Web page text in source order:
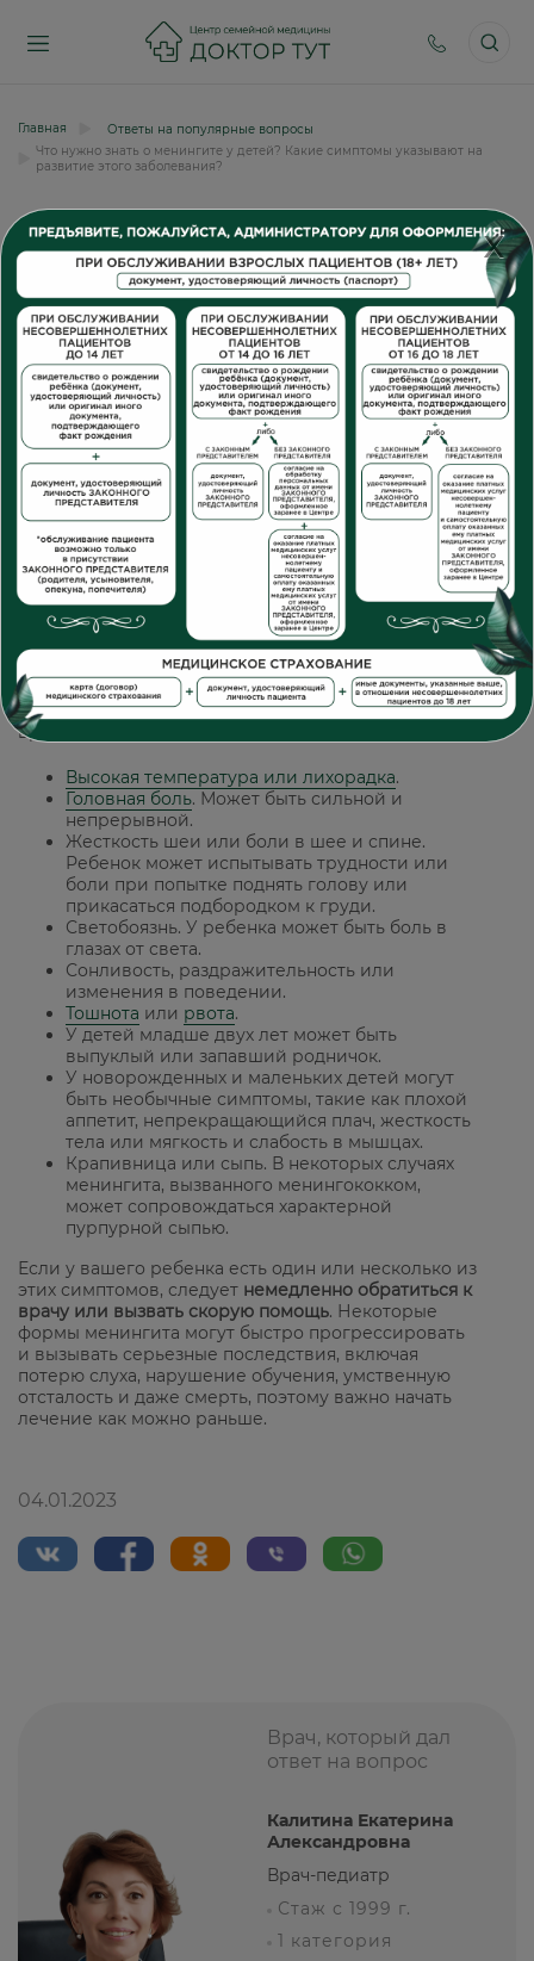
Главная
Ответы на популярные вопросы
Что нужно знать о менингите у детей? Какие симптомы указывают на
развитие этого заболевания?
Что нужно знать о менингите у
детей? Какие симптомы
указывают на развитие этого
заболевания?
Что нужно знать о менингите у детей? Какие
симптомы указывают на развитие этого
заболевания?
Ответ:
Менингит- это воспаление мозговых оболочек,
тонких слоев ткани, окружающих мозг и спинной
мозг. Это серьезное и потенциально опасное для
жизни заболевание, которое может быстро
прогрессировать, поэтому при появлении
симптомов необходимо немедленно обратиться к
врачу.
Высокая температура или лихорадка.
Головная боль. Может быть сильной и
непрерывной.
Жесткость шеи или боли в шее и спине.
Ребенок может испытывать трудности или
боли при попытке поднять голову или
прикасаться подбородком к груди.
Светобоязнь. У ребенка может быть боль в
глазах от света.
Сонливость, раздражительность или
изменения в поведении.
Тошнота или рвота.
У детей младше двух лет может быть
выпуклый или запавший родничок.
У новорожденных и маленьких детей могут
быть необычные симптомы, такие как плохой
аппетит, непрекращающийся плач, жесткость
тела или мягкость и слабость в мышцах.
Крапивница или сыпь. В некоторых случаях
менингита, вызванного менингококком,
может сопровождаться характерной
пурпурной сыпью.
Если у вашего ребенка есть один или несколько из
этих симптомов, следует немедленно обратиться к
врачу или вызвать скорую помощь. Некоторые
формы менингита могут быстро прогрессировать
и вызывать серьезные последствия, включая
потерю слуха, нарушение обучения, умственную
отсталость и даже смерть, поэтому важно начать
лечение как можно раньше.
04.01.2023
Врач, который дал
ответ на вопрос
Калитина Екатерина
Александровна
Врач-педиатр
Стаж с 1999 г.
1 категория
X